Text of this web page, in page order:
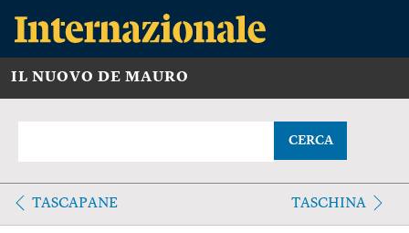
IL NUOVO DE MAURO
CERCA
TASCAPANE TASCHINA